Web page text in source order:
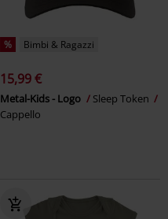
% Bimbi & Ragazzi
15,99 €
Metal-Kids - Logo
Sleep Token
Cappello